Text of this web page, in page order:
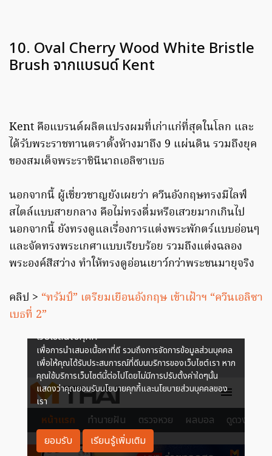
10. Oval Cherry Wood White Bristle
Brush จากแบรนด์ Kent
Kent คือแบรนด์ผลิตแปรงผมที่เก่าแก่ที่สุดในโลก และ
ได้รับพระราชทานตราตั้งห้างมาถึง 9 แผ่นดิน รวมถึงยุค
ของสมเด็จพระราชินีนาถเอลิซาเบธ
นอกจากนี้ ผู้เชี่ยวชาญยังเผยว่า ควีนอังกฤษทรงมีไลฟ์
สไตล์แบบสายกลาง คือไม่ทรงดื่มหรือเสวยมากเกินไป
นอกจากนี้ ยังทรงดูแลเรื่องการแต่งพระพักตร์แบบอ่อนๆ
และจัดทรงพระเกศาแบบเรียบร้อย รวมถึงแต่งฉลอง
พระองค์สีสว่าง ทำให้ทรงดูอ่อนเยาว์กว่าพระชนมายุจริง
คลิป > “ทรัมป์” เตรียมเยือนอังกฤษ เข้าเฝ้าฯ “ควีนเอลิซา
เบธที่ 2”